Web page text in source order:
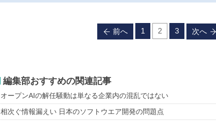
前へ 1 2 3 次へ
編集部おすすめの関連記事
オープンAIの解任騒動は単なる企業内の混乱ではない
相次ぐ情報漏えい 日本のソフトウエア開発の問題点